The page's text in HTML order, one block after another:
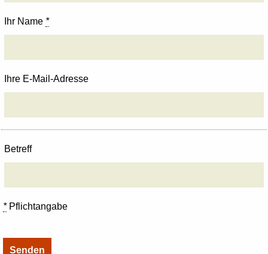
Ihr Name *
Ihre E-Mail-Adresse
Betreff
*Pflichtangabe